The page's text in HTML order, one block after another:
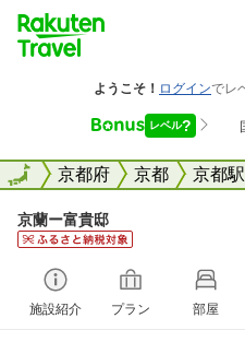
全国京都府 京都 京都駅
全国
京蘭ー富貴邸
施設紹介 プラン 部屋